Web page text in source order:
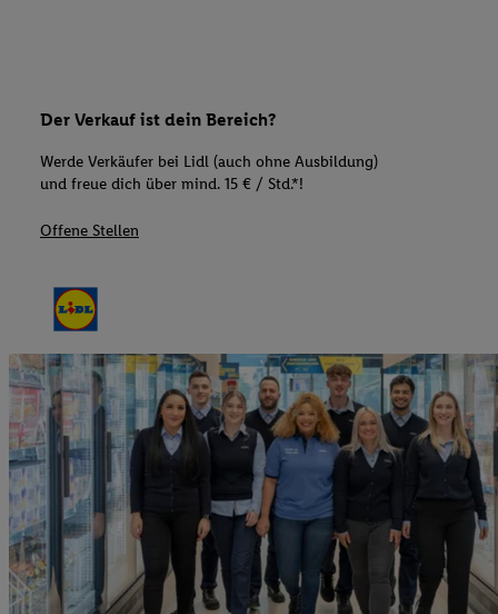
Der Verkauf ist dein Bereich?
Werde Verkäufer bei Lidl (auch ohne Ausbildung)
und freue dich über mind. 15 € / Std.*!
Offene Stellen